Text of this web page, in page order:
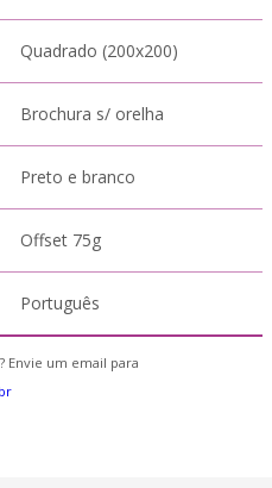
Quadrado (200x200)
Brochura s/ orelha
Preto e branco
Offset 75g
Português
Envie um email para